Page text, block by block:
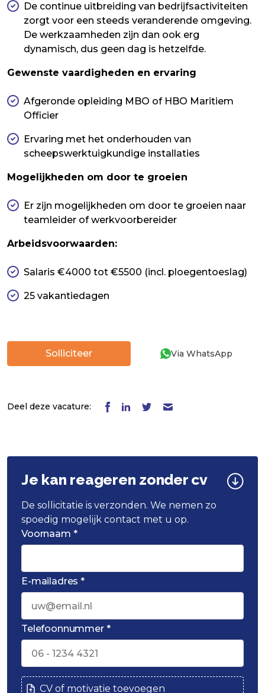
De continue uitbreiding van bedrijfsactiviteiten
zorgt voor een steeds veranderende omgeving.
De werkzaamheden zijn dan ook erg
dynamisch, dus geen dag is hetzelfde.
Gewenste vaardigheden en ervaring
Afgeronde opleiding MBO of HBO Maritiem
Officier
Ervaring met het onderhouden van
scheepswerktuigkundige installaties
Mogelijkheden om door te groeien
Er zijn mogelijkheden om door te groeien naar
teamleider of werkvoorbereider
Arbeidsvoorwaarden:
Salaris €4000 tot €5500 (incl. ploegentoeslag)
25 vakantiedagen
Solliciteer Via WhatsApp
Deel deze vacature:
Je kan reageren zonder cv
De sollicitatie is verzonden. We nemen zo
spoedig mogelijk contact met u op.
Voornaam *
E-mailadres *
Telefoonnummer *
CV of motivatie toevoegen